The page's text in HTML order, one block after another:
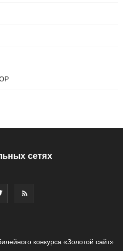
сетях
конкурса «Золотой сайт»